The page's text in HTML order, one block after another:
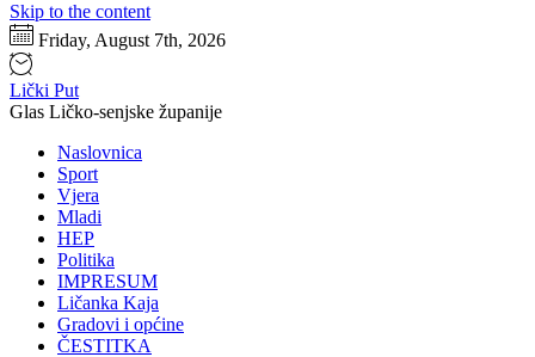
Skip to the content
Friday, August 7th, 2026
Lički Put
Glas Ličko-senjske županije
Naslovnica
Sport
Vjera
Mladi
HEP
Politika
IMPRESUM
Ličanka Kaja
Gradovi i općine
ČESTITKA